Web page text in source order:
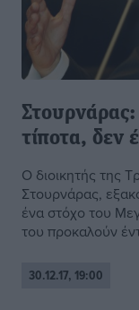
τίποτα, δεν
Ο διοικητής της
Στουρνάρας,
ένα στόχο του
του προκαλούν
30.12.17, 19:00